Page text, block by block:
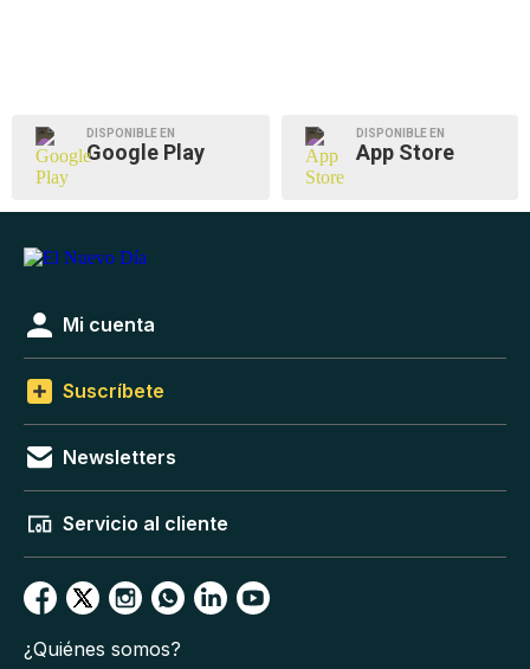
DISPONIBLE EN
Google Play
DISPONIBLE EN
App Store
Mi cuenta
Suscríbete
Newsletters
Servicio al cliente
¿Quiénes somos?